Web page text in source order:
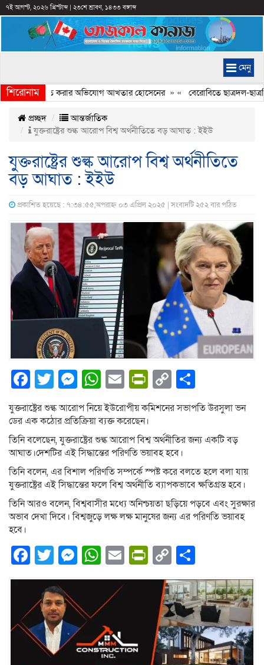
৭ই আগস্ট, ২০২৬ খ্রিস্টাব্দ| ২৩শে শ্রাবণ, ১৪৩৩ বঙ্গাব্দ
মেনু
শিরোনাম
ইতিহাস বিকৃত করার অভিযোগ আখতার হোসেনের» « বেরোবিতে ছাত্রদল-
প্রচ্ছদ
আন্তর্জাতিক
যুক্তরাষ্ট্রের শুল্ক আরোপ বিশ্ব অর্থনীতিতে বড় আঘাত : ইইউ
যুক্তরাষ্ট্রের শুল্ক আরোপ বিশ্ব অর্থনীতিতে
বড় আঘাত : ইইউ
প্রকাশিত হয়েছে : ৭:৩৪:৫৫,অপরাহ্ন ০৩ এপ্রিল ২০২৫ | সংবাদটি ২৫২ বার পঠিত
Facebook
Twitter
Messenger
WhatsApp
EmailPrintFriendly
Copy
Link
যুক্তরাষ্ট্রের শুল্ক আরোপ নিয়ে ইউরোপীয় কমিশনের সভাপতি উরসুলা ভন
ডের এক কঠোর প্রতিক্রিয়া ব্যক্ত করেছেন।
তিনি বলেছেন, যুক্তরাষ্ট্রের শুল্ক আরোপ বিশ্ব অর্থনীতির জন্য একটি বড়
আঘাত।দেশটির এই সিদ্ধান্তের পরিণতি ভয়াবহ হবে।
তিনি বলেন, এর বিশাল পরিণতি সম্পর্কে স্পষ্ট করে বলতে হলে বলা যায়
যুক্তরাষ্ট্রের এই সিদ্ধান্তের ফলে বিশ্ব অর্থনীতি ব্যাপকভাবে ক্ষতিগ্রস্ত হবে।
তিনি আরও বলেন, বিশ্ববাসীর মধ্যে অনিশ্চয়তা ছড়িয়ে পড়বে এবং সুরক্ষার
অভাব দেখা দিবে। বিশ্বজুড়ে লক্ষ লক্ষ মানুষের জন্য এর পরিণতি ভয়াবহ
হবে।
Facebook
Twitter
Messenger
WhatsApp
EmailPrintFriendly
Copy
Link